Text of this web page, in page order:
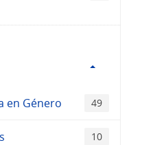
en Género 49
10